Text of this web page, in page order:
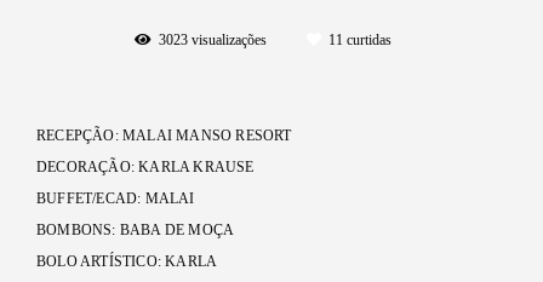
3023visualizações 11 curtidas
RECEPÇÃO: MALAI MANSO RESORT
DECORAÇÃO: KARLA KRAUSE
BUFFET/ECAD: MALAI
BOMBONS: BABA DE MOÇA
BOLO ARTÍSTICO: KARLA